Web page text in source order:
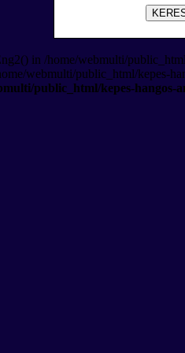
in /home/webmulti/
webmulti/public_html/
public_html/kepes-hangos-